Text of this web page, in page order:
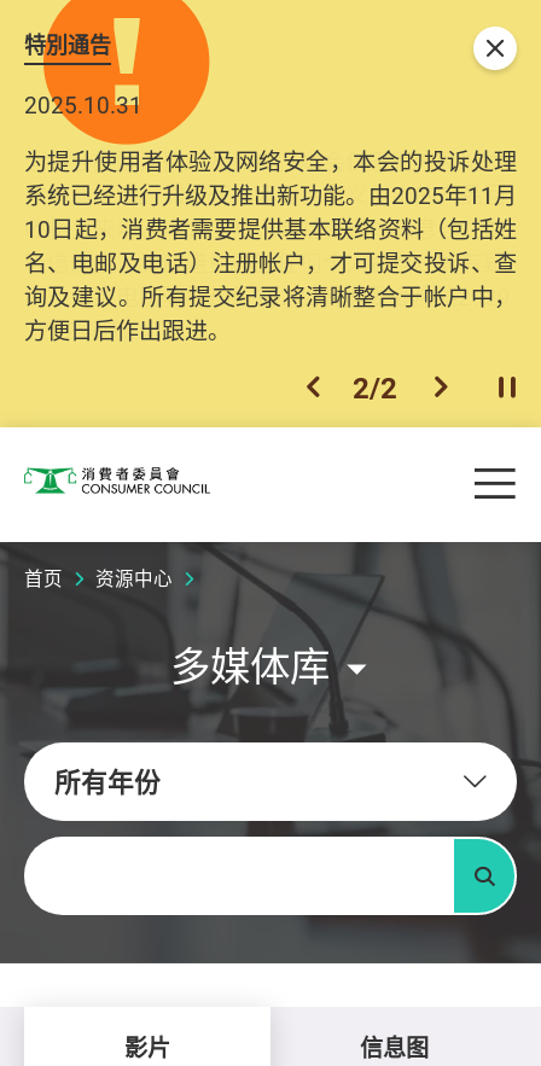
特別通告
2025.10.31
为提升使用者体验及网络安全，本会的投诉处理
系统已经进行升级及推出新功能。由2025年11月
10日起，消费者需要提供基本联络资料（包括姓
名、电邮及电话）注册帐户，才可提交投诉、查
询及建议。所有提交纪录将清晰整合于帐户中，
方便日后作出跟进。
上一个
2/2 下一个开
关闭
消费者委员会 目
首页 资源中心
多媒体库
所有年份
关键字
搜寻
影片 信息图